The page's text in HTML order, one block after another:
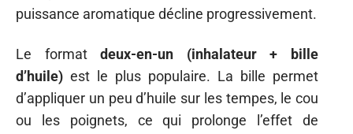
puissance aromatique décline progressivement.
Le formatdeux-en-un (inhalateur + bille
d’huile) est le plus populaire. La bille permet
d’appliquer un peu d’huile sur les tempes, le cou
ou les poignets, ce qui prolonge l’effet de